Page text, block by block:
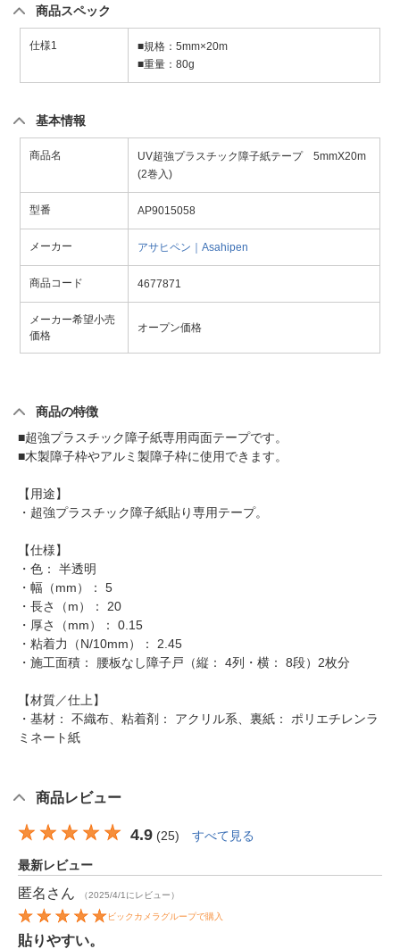
商品スペック
仕様1
■規格：5mm×20m
■重量：80g
基本情報
商品名
UV超強プラスチック障子紙テープ 5mmX20m
(2巻入)
型番 AP9015058
メーカー アサヒペン｜Asahipen
商品コード 4677871
メーカー希望小売
価格
オープン価格
商品の特徴
■超強プラスチック障子紙専用両面テープです。
■木製障子枠やアルミ製障子枠に使用できます。
【用途】
・超強プラスチック障子紙貼り専用テープ。
【仕様】
・色： 半透明
・幅（mm）： 5
・長さ（m）： 20
・厚さ（mm）： 0.15
・粘着力（N/10mm）： 2.45
・施工面積： 腰板なし障子戸（縦： 4列・横： 8段）2枚分
【材質／仕上】
・基材： 不織布、粘着剤： アクリル系、裏紙： ポリエチレンラ
ミネート紙
商品レビュー
4.9 (25) すべて見る
最新レビュー
匿名 さん （2025/4/1にレビュー）
ビックカメラグループで購入
貼りやすい。